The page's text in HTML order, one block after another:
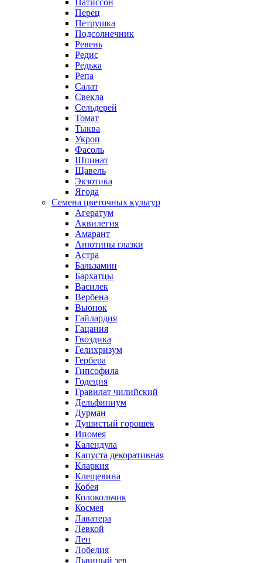
Патиссон
Перец
Петрушка
Подсолнечник
Ревень
Редис
Редька
Репа
Салат
Свекла
Сельдерей
Томат
Тыква
Укроп
Фасоль
Шпинат
Щавель
Экзотика
Ягода
Семена цветочных культур
Агератум
Аквилегия
Амарант
Анютины глазки
Астра
Бальзамин
Бархатцы
Василек
Вербена
Вьюнок
Гайлардия
Гацания
Гвоздика
Гелихризум
Гербера
Гипсофила
Годеция
Гравилат чилийский
Дельфиниум
Дурман
Душистый горошек
Ипомея
Календула
Капуста декоративная
Кларкия
Клещевина
Кобея
Колокольчик
Космея
Лаватера
Левкой
Лен
Лобелия
Львиный зев